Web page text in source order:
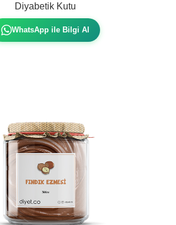
Diyabetik Kutu
WhatsApp ile Bilgi Al